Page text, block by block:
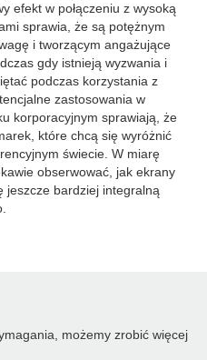
efekt w połączeniu z wysoką
sprawia, że ​​są potężnym
i tworzącym angażujące
gdy istnieją wyzwania i
podczas korzystania z
zastosowania w
korporacyjnym sprawiają, że
które chcą się wyróżnić
świecie. W miarę
obserwować, jak ekrany
jeszcze bardziej integralną
możemy zrobić więcej